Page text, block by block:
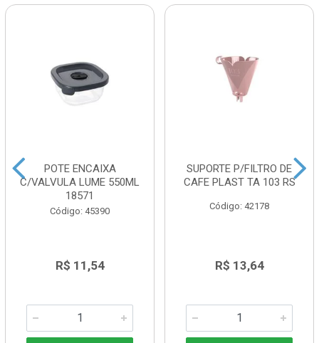
POTE ENCAIXA
C/VALVULA LUME 550ML
18571
Código: 45390
R$ 11,54
SUPORTE P/FILTRO DE
CAFE PLAST TA 103 RS
Código: 42178
R$ 13,64